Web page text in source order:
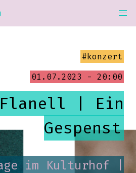
#konzert
01.07.2023 - 20:00
Flanell | Ein
Gespenst
im Kulturhof |